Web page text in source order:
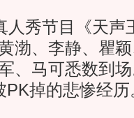
秀节目《天声
渤、李静、瞿
、马可悉数到
PK掉的悲惨经历